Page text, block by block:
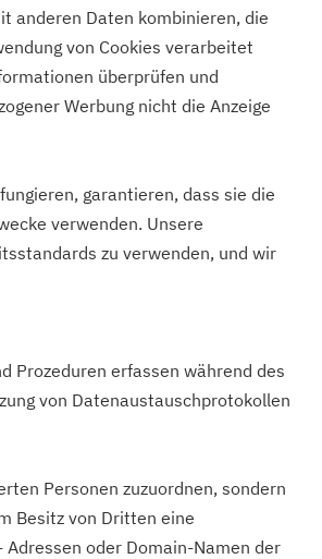
anderen Daten kombinieren, die
von Cookies verarbeitet
überprüfen und
Werbung nicht die Anzeige
garantieren, dass sie die
verwenden. Unsere
zu verwenden, und wir
Prozeduren erfassen während des
von Datenaustauschprotokollen
Personen zuzuordnen, sondern
Besitz von Dritten eine
oder Domain-Namen der